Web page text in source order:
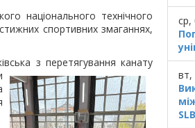
національного технічного
спортивних змаганнях,
з перетягування канату
ср,
вт,
SLB